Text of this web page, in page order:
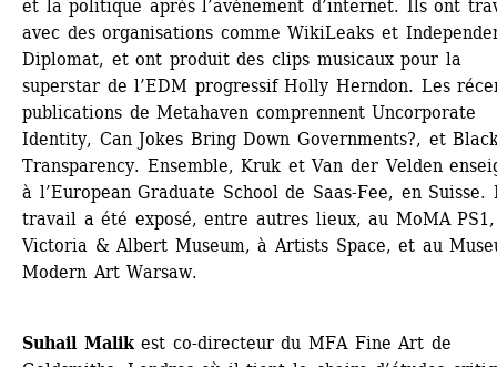
et la politique après l’avènement d’internet. Ils ont
avec des organisations comme WikiLeaks et
Diplomat, et ont produit des clips musicaux pour la
superstar de l’EDM progressif Holly Herndon. Les
publications de Metahaven comprennent Uncorporate
Identity, Can Jokes Bring Down Governments?, et
Transparency. Ensemble, Kruk et Van der Velden
à l’European Graduate School de Saas-Fee, en Suisse.
travail a été exposé, entre autres lieux, au MoMA
Victoria & Albert Museum, à Artists Space, et au
Modern Art Warsaw.
Suhail Malikest co-directeur du MFA Fine Art de